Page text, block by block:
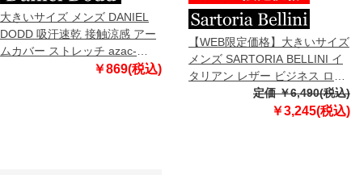
大きいサイズ メンズ DANIEL
DODD 吸汗速乾 接触涼感 アー
ムカバー ストレッチ azac-
￥869(税込)
【WEB限定価格】大きいサイズ
メンズ SARTORIA BELLINI イ
タリアン レザー ビジネス ロン
グベルト ロングサイズ azbl-
定価 ￥6,490(税込)
￥3,245(税込)